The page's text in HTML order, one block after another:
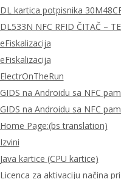
DL kartica potpisnika
DL533N NFC RFID ČITAČ –
eFiskalizacija
eFiskalizacija
ElectrOnTheRun
GIDS na Androidu sa NFC
GIDS na Androidu sa NFC
Home Page:(bs translation)
Izvini
Java kartice (CPU kartice)
Licenca za aktivaciju načina